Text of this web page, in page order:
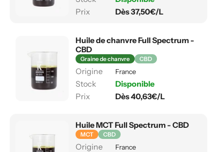
Dès 37,50€/L
Huile de chanvre Full Spectrum -
CBD
Graine de chanvre CBD
France
Disponible
Dès 40,63€/L
Huile MCT Full Spectrum - CBD
MCT CBD
France